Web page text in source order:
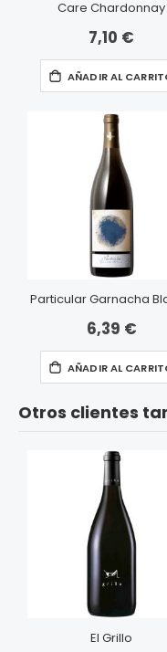
Care Chardonnay
7,10 €
AÑADIR AL
Particular Garnacha
6,39 €
AÑADIR AL
Otros clientes
El Grillo